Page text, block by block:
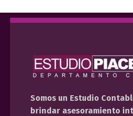
Somos un Estudio
brindar asesoramiento